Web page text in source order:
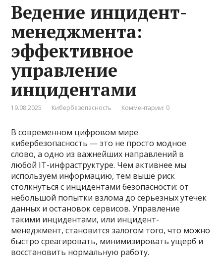
Ведение инцидент-
менеджмента:
эффективное
управление
инцидентами
19.08.2025 Кибербезопасность Комментарии: 0
В современном цифровом мире
кибербезопасность — это не просто модное
слово, а одно из важнейших направлений в
любой IT-инфраструктуре. Чем активнее мы
используем информацию, тем выше риск
столкнуться с инцидентами безопасности: от
небольшой попытки взлома до серьезных утечек
данных и остановок сервисов. Управление
такими инцидентами, или инцидент-
менеджмент, становится залогом того, что можно
быстро среагировать, минимизировать ущерб и
восстановить нормальную работу.